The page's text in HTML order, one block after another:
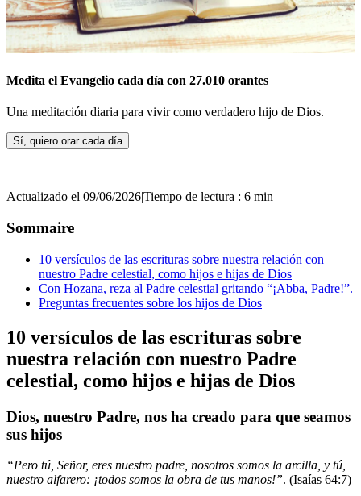
Medita el Evangelio cada día con 27.010 orantes
Una meditación diaria para vivir como verdadero hijo de Dios.
Sí, quiero orar cada día
Actualizado el 09/06/2026|Tiempo de lectura : 6 min
Sommaire
10 versículos de las escrituras sobre nuestra relación con
nuestro Padre celestial, como hijos e hijas de Dios
Con Hozana, reza al Padre celestial gritando “¡Abba, Padre!”.
Preguntas frecuentes sobre los hijos de Dios
10 versículos de las escrituras sobre
nuestra relación con nuestro Padre
celestial, como hijos e hijas de Dios
Dios, nuestro Padre, nos ha creado para que seamos
sus hijos
“Pero tú, Señor, eres nuestro padre, nosotros somos la arcilla, y tú,
nuestro alfarero: ¡todos somos la obra de tus manos!”. (Isaías 64:7)